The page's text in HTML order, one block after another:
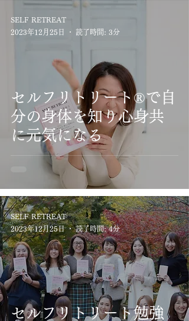
セルフリトリート®で自
分の身体を知り心身共
に元気になる
SELF RETREAT
2023年12月25日
読了時間: 3分
セルフリトリート勉強
SELF RETREAT
2023年12月25日
読了時間: 4分